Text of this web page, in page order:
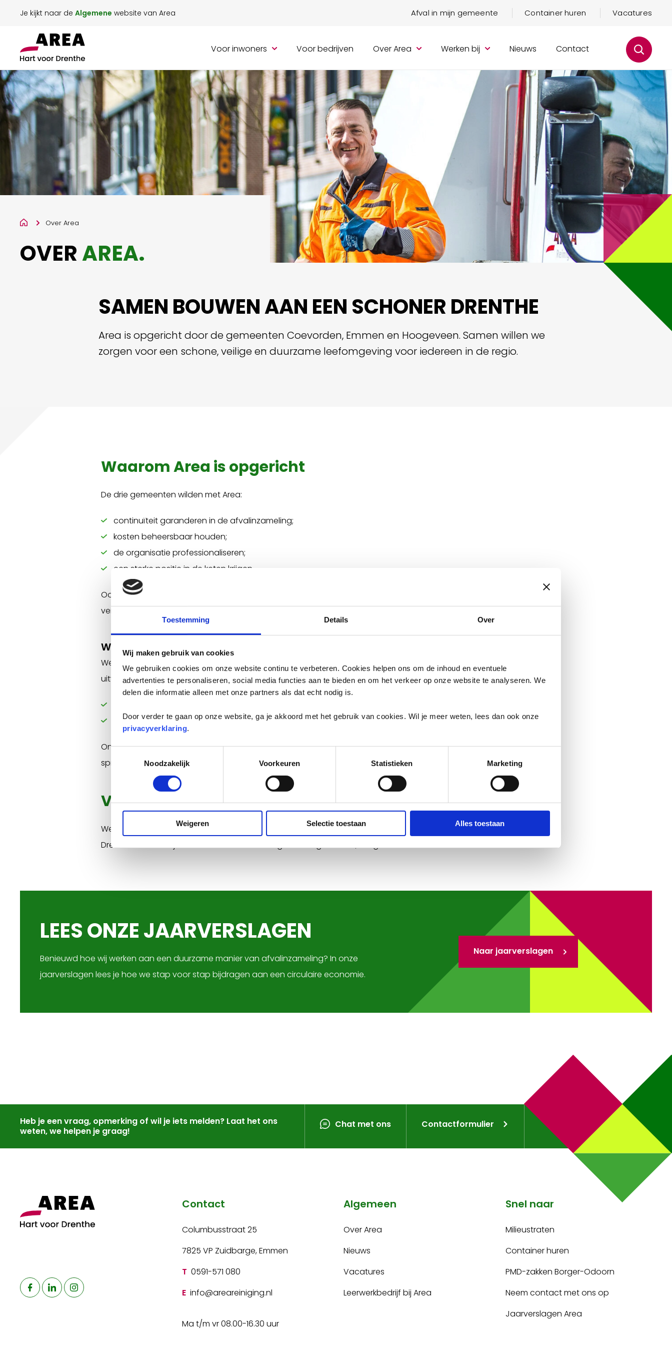
Toestemming Details Over
Wij maken gebruik van cookies
We gebruiken cookies om onze website continu te verbeteren. Cookies helpen ons om de inhoud en eventuele
advertenties te personaliseren, social media functies aan te bieden en om het verkeer op onze website te analyseren. We
delen die informatie alleen met onze partners als dat echt nodig is.
Door verder te gaan op onze website, ga je akkoord met het gebruik van cookies. Wil je meer weten, lees dan ook onze
privacyverklaring.
Noodzakelijk
Voorkeuren Statistieken Marketing
Weigeren Selectie toestaan Alles toestaan
Je kijkt naar de Algemene website van Area Afval in mijn gemeente Container huren Vacatures
Voor inwoners Voor bedrijven Over Area Werken bij Nieuws Contact
Over Area
OVERAREA.
SAMEN BOUWEN AAN EEN SCHONER DRENTHE
Area is opgericht door de gemeenten Coevorden, Emmen en Hoogeveen. Samen willen we
zorgen voor een schone, veilige en duurzame leefomgeving voor iedereen in de regio.
Waarom Area is opgericht
De drie gemeenten wilden met Area:
continuïteit garanderen in de afvalinzameling;
kosten beheersbaar houden;
de organisatie professionaliseren;
een sterke positie in de keten krijgen.
Ook het vergroten van het maatschappelijk nut was belangrijk. Denk aan meer sociale werkgelegenheid en
verduurzaming van de regio.
Wat we samen bereikt hebben
We zijn trots dat we de ambities hebben waargemaakt. Area is nu een betrouwbaar, (kosten)efficiënt en klantgericht
uitvoeringsbedrijf. We werken voor:
duizenden bedrijven en instellingen in de regio.
Onze mensen maken het verschil. We werken met een 'handen-uit-de-mouwen'-mentaliteit en durven elkaar aan te
spreken op verantwoordelijkheden.
Verbonden met Drenthe
We zijn dankbaar voor het vertrouwen van onze gemeenten, klanten en partners. We voelen ons sterk verbonden met
Drenthe. Samen blijven we werken aan een regio die nóg schoner, veiliger en leefbaarder wordt.
LEES ONZE JAARVERSLAGEN
Benieuwd hoe wij werken aan een duurzame manier van afvalinzameling? In onze
jaarverslagen lees je hoe we stap voor stap bijdragen aan een circulaire economie.
Naar jaarverslagen
Heb je een vraag, opmerking of wil je iets melden? Laat het ons
weten, we helpen je graag!
Chat met ons Contactformulier
Contact
Columbusstraat 25
7825 VP Zuidbarge, Emmen
T 0591-571 080
E info@areareiniging.nl
Ma t/m vr 08.00-16.30 uur
Algemeen
Over Area
Nieuws
Vacatures
Leerwerkbedrijf bij Area
Snel naar
Milieustraten
Container huren
PMD-zakken Borger-Odoorn
Neem contact met ons op
Jaarverslagen Area